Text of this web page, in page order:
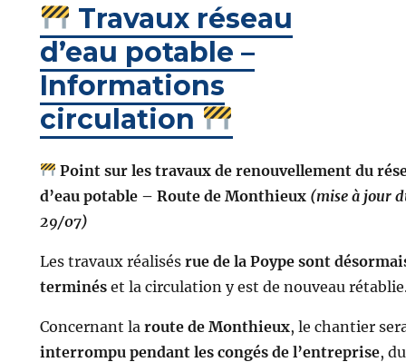
Travaux réseau
d’eau potable –
Informations
circulation
Point sur les travaux de renouvellement du
d’eau potable – Route de Monthieux (mise à jour
29/07)
Les travaux réalisés rue de la Poype sont
terminéset la circulation y est de nouveau
Concernant la route de Monthieux, le chantier
interrompu pendant les congés de l’entreprise,